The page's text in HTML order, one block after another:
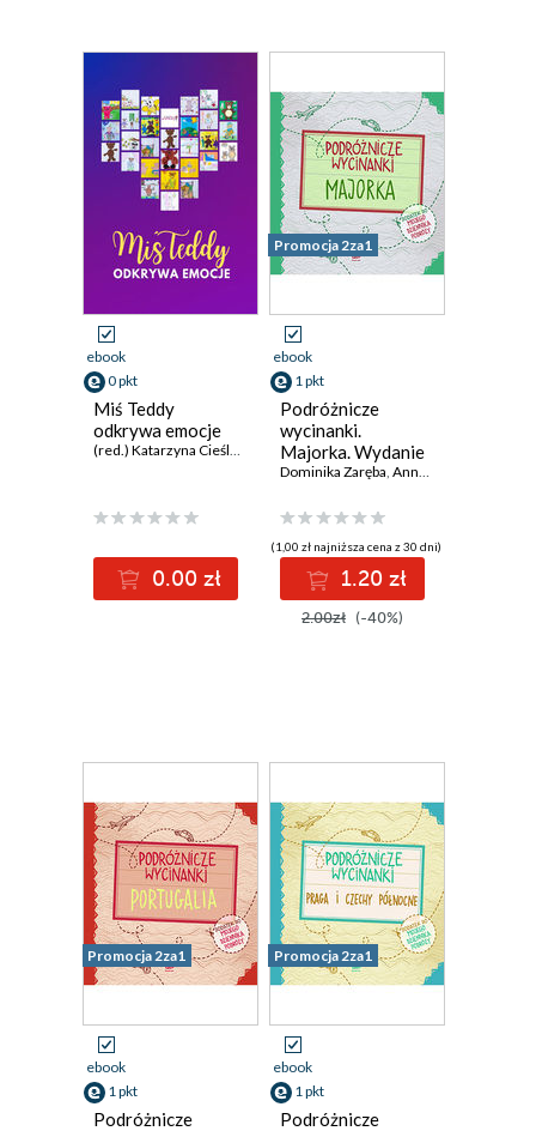
ebook
0 pkt
Miś Teddy
odkrywa emocje
(red.) Katarzyna Cieślak Katarzyna Kuleta,Anna Leszczyńska
0.00 zł
Promocja 2za1
ebook
1 pkt
Podróżnicze
wycinanki.
Majorka. Wydanie
1
Dominika Zaręba, Anna Jamróz
(1,00 zł najniższa cena z 30 dni)
1.20 zł
2.00zł (-40%)
Promocja 2za1
ebook
1 pkt
Podróżnicze
Promocja 2za1
ebook
1 pkt
Podróżnicze